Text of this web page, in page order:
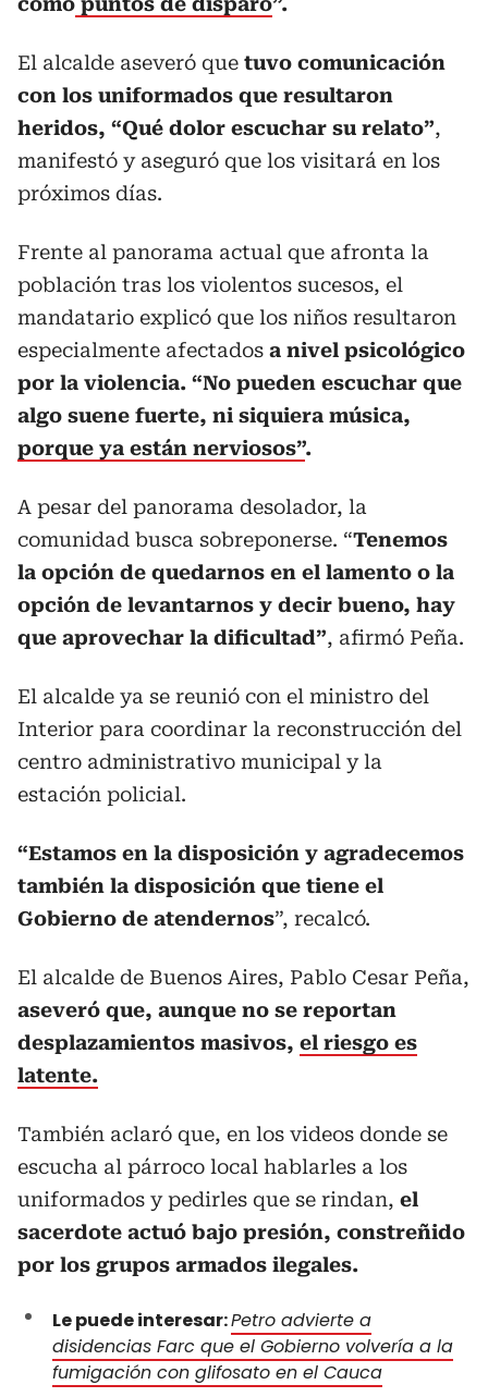
El alcalde aseveró que tuvo comunicación
con los uniformados que resultaron
heridos, “Qué dolor escuchar su relato”,
manifestó y aseguró que los visitará en los
próximos días.
Frente al panorama actual que afronta la
población tras los violentos sucesos, el
mandatario explicó que los niños resultaron
especialmente afectados a nivel psicológico
por la violencia. “No pueden escuchar que
algo suene fuerte, ni siquiera música,
porque ya están nerviosos”.
A pesar del panorama desolador, la
comunidad busca sobreponerse. “Tenemos
la opción de quedarnos en el lamento o la
opción de levantarnos y decir bueno, hay
que aprovechar la dificultad”, afirmó Peña.
El alcalde ya se reunió con el ministro del
Interior para coordinar la reconstrucción del
centro administrativo municipal y la
estación policial.
“Estamos en la disposición y agradecemos
también la disposición que tiene el
Gobierno de atendernos”, recalcó.
El alcalde de Buenos Aires, Pablo Cesar Peña,
aseveró que, aunque no se reportan
desplazamientos masivos, el riesgo es
latente.
También aclaró que, en los videos donde se
escucha al párroco local hablarles a los
uniformados y pedirles que se rindan, el
sacerdote actuó bajo presión, constreñido
por los grupos armados ilegales.
Le puede interesar:Petro advierte a
disidencias Farc que el Gobierno volvería a la
fumigación con glifosato en el Cauca